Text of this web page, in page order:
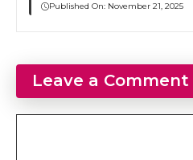
Published On: November 21, 2025
Leave a Comment